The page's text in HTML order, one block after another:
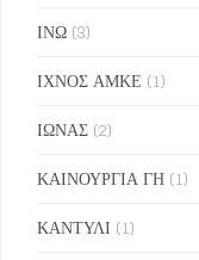
ΙΝΩ (3)
ΙΧΝΟΣ ΑΜΚΕ (1)
ΙΩΝΑΣ (2)
ΚΑΙΝΟΥΡΓΙΑ ΓΗ (1)
ΚΑΝΤΥΛΙ (1)